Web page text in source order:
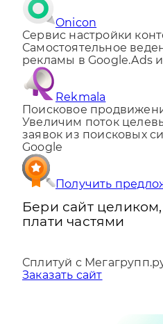
Onicon
Сервис настройки
Самостоятельное
рекламы в Google.Ads
Rekmala
Поисковое
Увеличим поток
заявок из поисковых
Google
Бери сайт целиком,
Сплитуй с